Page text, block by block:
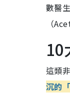
數醫
（
10
這類
沉的